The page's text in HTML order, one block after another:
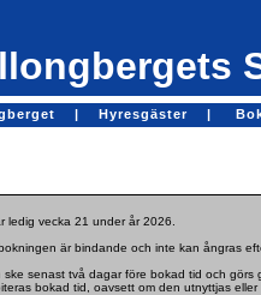
| Hyresgäster |
ledig vecka 21 under år 2026.
är bindande och inte kan ångras
ske senast två dagar före bokad tid och görs
bokad tid, oavsett om den utnyttjas eller